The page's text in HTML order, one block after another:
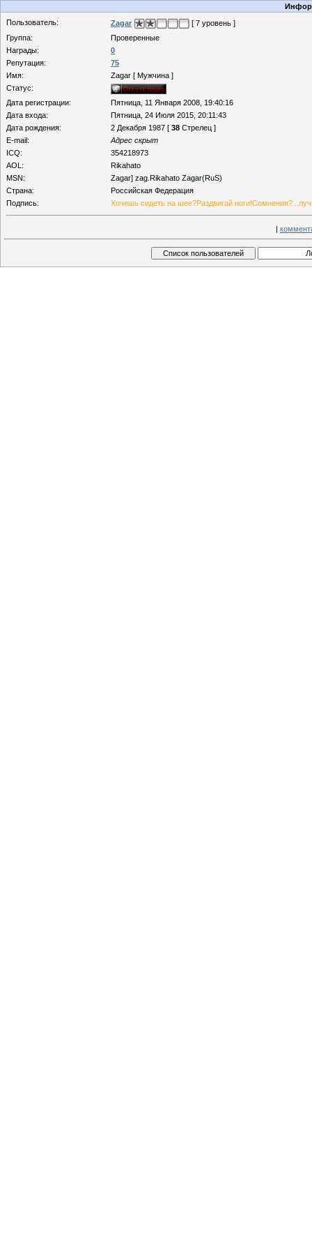
Пользователь:
Zagar
[ 7 уровень ]
Группа:
Проверенные
Награды:
0
Репутация:
75
Имя:
Zagar [ Мужчина ]
Статус:
Дата регистрации:
Пятница, 11 Января 2008, 19:40:16
Дата входа:
Пятница, 24 Июля 2015, 20:11:43
Дата рождения:
2 Декабря 1987 [ 38 Стрелец ]
E-mail:
Адрес скрыт
ICQ:
354218973
AOL:
Rikahato
MSN:
Zagar] zag.Rikahato Zagar(RuS)
Страна:
Российская Федерация
Подпись:
Хочешь сидеть на шее?Раздвигай
|